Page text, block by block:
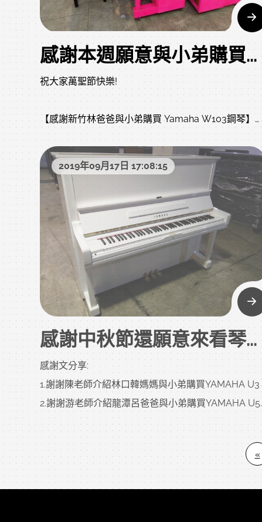
感謝本週願意與小弟購買中古鋼琴的爸爸媽媽和老師們， 感謝，感恩，感激 !
祝大家萬聖節快樂!
【感謝新竹林爸爸與小弟購買 Yamaha W103鋼琴】
【感謝中壢黃爸爸與小弟購買 Yamaha U1鋼琴 】【感
謝中壢呂爸爸與小弟購買 Yamaha U3鋼琴】本次有兩
台琴都是日本零件台灣組裝的台製商品，
小弟其實也常賣台灣山葉的鋼琴，
並不是日製就是好，台製就是不好，
也不是大家買日製就要跟著買日製，
品牌和產地是台灣人的迷思，
不是made in japan就是絕對，
但也不是老師說買年輕台製三號就一定要聽老師的，
老師喜歡的不見得也是您喜歡的，
小弟講誇張點就算是請周杰倫來幫您挑，
音色 觸鍵及外觀也不一定是您喜歡的，
但一定貴...其實還是要看購買者您的需求，
在意年份嗎?
預算，
空間，
顏色，
音色，
觸鍵，
2019年09月17日 17:08:15
感謝中秋節還願意來看琴的爸爸媽媽和老師們，讓小弟假期還有中古鋼琴賣，謝謝！
感謝文分享:
1.謝謝陳老師介紹林口韓媽媽與小弟購買YAMAHA U3
2.謝謝游老師介紹龍潭呂爸爸與小弟購買YAMAHA U5
3.謝謝舊顧客介紹匿名與小弟購買白色YAMAHA U3
完全沒到現場看，直接與小弟售訂白色商品
4.謝謝台北李小姐與小弟購買YAMAHA U3
5.謝謝桃園譚先生與小弟購買YAMAHA U1
«